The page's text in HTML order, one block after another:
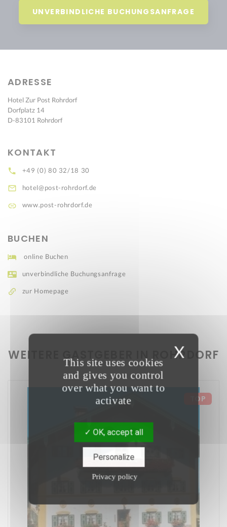
UNVERBINDLICHE BUCHUNGSANFRAGE
ADRESSE
Hotel Zur Post Rohrdorf
Dorfplatz 14
D-83101 Rohrdorf
KONTAKT
+49 (0) 80 32/18 30
hotel@post-rohrdorf.de
www.post-rohrdorf.de
BUCHEN
online Buchen
unverbindliche Buchungsanfrage
zur Homepage
WEITERE GASTGEBER IN ROHRDORF
TOP
X
This site uses cookies
and gives you control
over what you want to
activate
OK, accept all
Personalize
Privacy policy